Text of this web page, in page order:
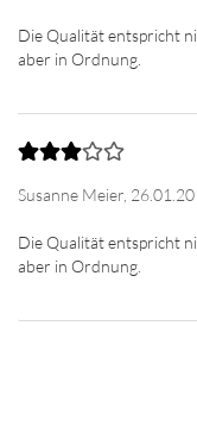
Die Qualität entspricht
Susanne Meier,
Die Qualität entspricht